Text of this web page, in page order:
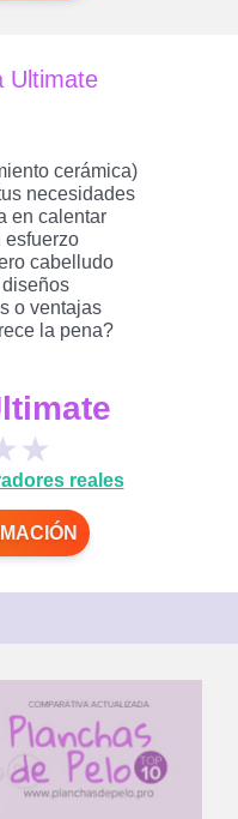
cerámica)
necesidades
en calentar
esfuerzo
cabelludo
o ventajas
la pena?
★
reales